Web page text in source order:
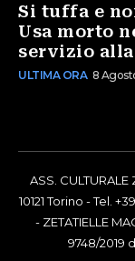
Si tuffa e
Usa morto
servizio
ULTIMA ORA 8
ASS. CULTURALE
10121 Torino - Tel.
- ZETATIELLE
9748/2019